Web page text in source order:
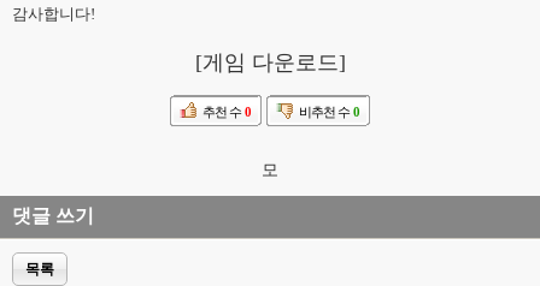
감사합니다!
[게임 다운로드]
추천 수 0 비추천 수 0
모
댓글 쓰기
목록